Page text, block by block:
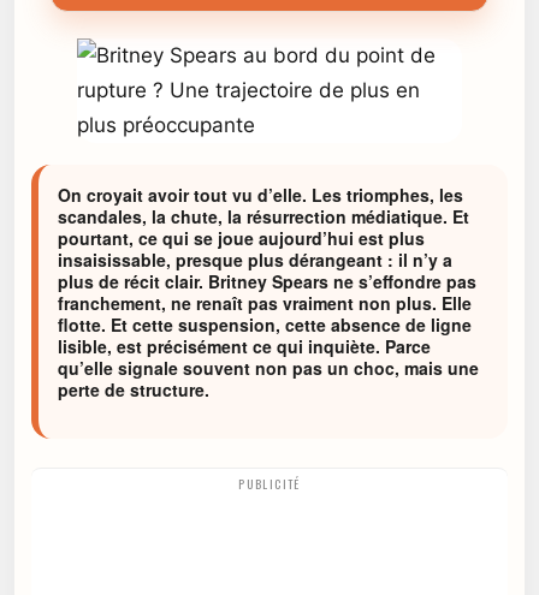
On croyait avoir tout vu d’elle. Les triomphes, les
scandales, la chute, la résurrection médiatique. Et
pourtant, ce qui se joue aujourd’hui est plus
insaisissable, presque plus dérangeant : il n’y a
plus de récit clair. Britney Spears ne s’effondre pas
franchement, ne renaît pas vraiment non plus. Elle
flotte. Et cette suspension, cette absence de ligne
lisible, est précisément ce qui inquiète. Parce
qu’elle signale souvent non pas un choc, mais une
perte de structure.
PUBLICITÉ